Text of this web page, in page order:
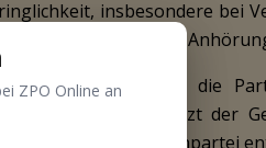
insbesondere bei
sofort und ohne
lädt das Gericht die
hat, oder setzt der
Anhörung der Gegenpartei
ZPO Online an